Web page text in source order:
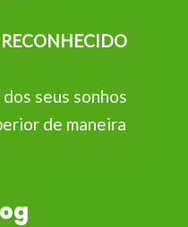
seus sonhos
de maneira